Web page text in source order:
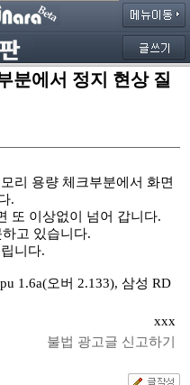
분에서 정지 현상 질
리 용량 체크부분에서 화면
.
또 이상없이 넘어 갑니다.
고 있습니다.
니다.
1.6a(오버 2.133), 삼성 RD
xxx
불법 광고글 신고하기